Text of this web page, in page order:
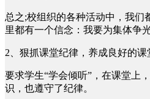
总之;校组织的各种活动中，我们
里都有一个信念：我要为集体争光
2、狠抓课堂纪律，养成良好的课
要求学生“学会倾听”，在课堂上
识，也遵守了纪律。